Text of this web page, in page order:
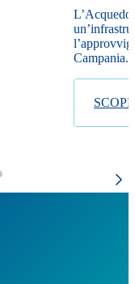
Campania.